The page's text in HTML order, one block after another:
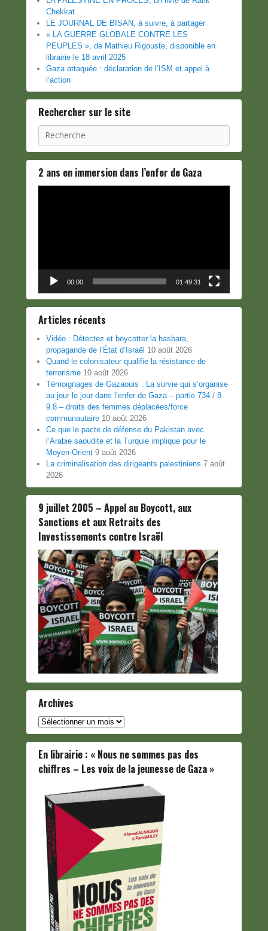
Chekkat
LE JOURNAL DE BISAN, à suivre, à partager
« LA GUERRE GLOBALE CONTRE LES
PEUPLES », de Mathieu Rigouste, disponible en
librairie le 18 avril 2025
Gaza attaquée : déclaration de l’ISM et appel à
l’action
Rechercher sur le site
Recherche
2 ans en immersion dans l’enfer de Gaza
00:00 01:49:31
Articles récents
Vidéo : Détectez et boycotter la hasbara,
propagande de l’État d’Israël 10 août 2026
Quand le colonisateur qualifie la résistance de
terrorisme 10 août 2026
Témoignages de Gazaouis : La survie qui s’organise
au jour le jour dans l’enfer de Gaza – partie 734 / 8-
9.8 – droits des femmes déplacées/force
communautaire 10 août 2026
Ce que le pacte de défense du Pakistan avec
l’Arabie saoudite et la Turquie implique pour le
Moyen-Orient 9 août 2026
La criminalisation des dirigeants palestiniens 7 août
2026
9 juillet 2005 – Appel au Boycott, aux
Sanctions et aux Retraits des
Investissements contre Israël
Archives
Archives
En librairie : « Nous ne sommes pas des
chiffres – Les voix de la jeunesse de Gaza »